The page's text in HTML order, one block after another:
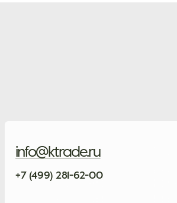
info@ktrade.ru
+7 (499) 281-62-00